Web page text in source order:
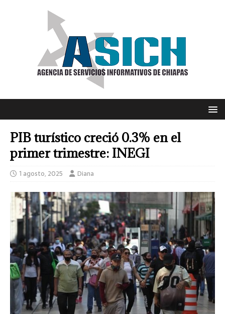
PIB turístico creció 0.3% en el
primer trimestre: INEGI
1 agosto, 2025 Diana